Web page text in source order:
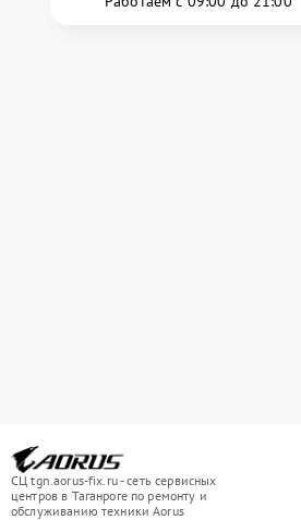
СЦ tgn.aorus-fix.ru - сеть сервисных
центров в Таганроге по ремонту и
обслуживанию техники Aorus